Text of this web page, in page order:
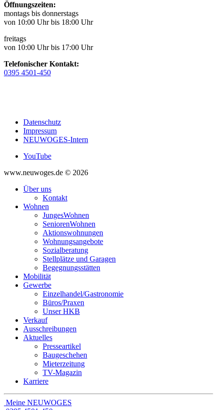
Öffnungszeiten:
montags bis donnerstags
von 10:00 Uhr bis 18:00 Uhr
freitags
von 10:00 Uhr bis 17:00 Uhr
Telefonischer Kontakt:
0395 4501-450
Datenschutz
Impressum
NEUWOGES-Intern
YouTube
www.neuwoges.de © 2026
Über uns
Kontakt
Wohnen
JungesWohnen
SeniorenWohnen
Aktionswohnungen
Wohnungsangebote
Sozialberatung
Stellplätze und Garagen
Begegnungsstätten
Mobilität
Gewerbe
Einzelhandel/Gastronomie
Büros/Praxen
Unser HKB
Verkauf
Ausschreibungen
Aktuelles
Presseartikel
Baugeschehen
Mieterzeitung
TV-Magazin
Karriere
Meine NEUWOGES